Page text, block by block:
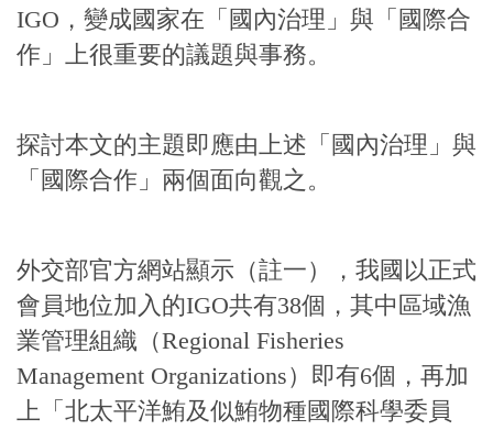
IGO，變成國家在「國內治理」與「國際合
作」上很重要的議題與事務。
探討本文的主題即應由上述「國內治理」與
「國際合作」兩個面向觀之。
外交部官方網站顯示（註一），我國以正式
會員地位加入的IGO共有38個，其中區域漁
業管理組織（Regional Fisheries
Management Organizations）即有6個，再加
上「北太平洋鮪及似鮪物種國際科學委員